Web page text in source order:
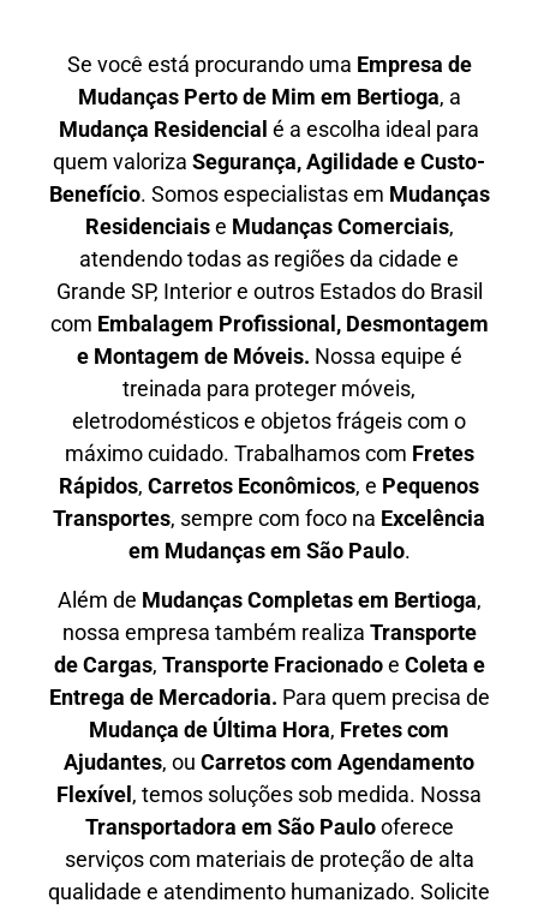
Se você está procurando uma Empresa de
Mudanças Perto de Mim em Bertioga, a
Mudança Residencial é a escolha ideal para
quem valoriza Segurança, Agilidade e Custo-
Benefício. Somos especialistas em Mudanças
Residenciaise Mudanças Comerciais,
atendendo todas as regiões da cidade e
Grande SP, Interior e outros Estados do Brasil
com Embalagem Profissional, Desmontagem
e Montagem de Móveis. Nossa equipe é
treinada para proteger móveis,
eletrodomésticos e objetos frágeis com o
máximo cuidado. Trabalhamos com Fretes
Rápidos, Carretos Econômicos, e Pequenos
Transportes, sempre com foco na Excelência
em Mudanças em São Paulo.
Além de Mudanças Completas em Bertioga,
nossa empresa também realiza Transporte
de Cargas, Transporte Fracionadoe Coleta e
Entrega de Mercadoria. Para quem precisa de
Mudança de Última Hora, Fretes com
Ajudantes, ou Carretos com Agendamento
Flexível , temos soluções sob medida. Nossa
Transportadora em São Paulooferece
serviços com materiais de proteção de alta
qualidade e atendimento humanizado. Solicite